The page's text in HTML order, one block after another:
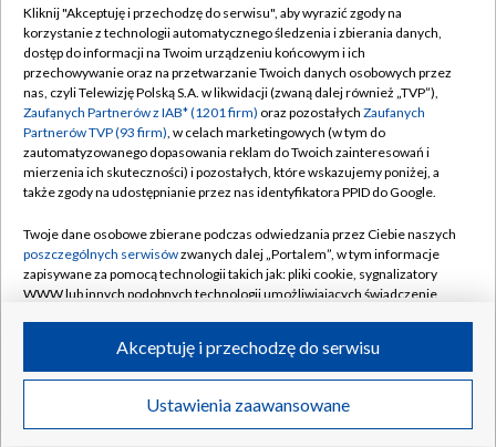
TVP
Abonament TVP
Emisja w TVP
Centrum informacji TVP
Naziemna Telewizja Cyfrowa
Rada Programowa
System NOS
Informacje o nadawcy
Program dla prasy
Ogłoszenie przetargowe
Regulamin TVP
Polityka prywatności
Moje zgody
Pomoc
Kontakt
Kanały
©2026 Telewizja Polska S.A. w likwidacji
Kliknij "Akceptuję i przechodzę do serwisu", aby wyrazić zgody na
korzystanie z technologii automatycznego śledzenia i zbierania danych,
dostęp do informacji na Twoim urządzeniu końcowym i ich
przechowywanie oraz na przetwarzanie Twoich danych osobowych przez
nas, czyli Telewizję Polską S.A. w likwidacji (zwaną dalej również „TVP”),
Zaufanych Partnerów z IAB* (1201 firm) oraz pozostałych Zaufanych
Partnerów TVP (93 firm), w celach marketingowych (w tym do
zautomatyzowanego dopasowania reklam do Twoich zainteresowań i
mierzenia ich skuteczności) i pozostałych, które wskazujemy poniżej, a
także zgody na udostępnianie przez nas identyfikatora PPID do Google.
Twoje dane osobowe zbierane podczas odwiedzania przez Ciebie naszych
poszczególnych serwisówzwanych dalej „Portalem”, w tym informacje
zapisywane za pomocą technologii takich jak: pliki cookie, sygnalizatory
WWW lub innych podobnych technologii umożliwiających świadczenie
ruchu w Internecie.
Twoje dane osobowe zbierane podczas odwiedzania przez Ciebie
poszczególnych serwisówna Portalu, takie jak adresy IP, identyfikatory
Ustawienia zaawansowane
Akceptuję i przechodzę do serwisu